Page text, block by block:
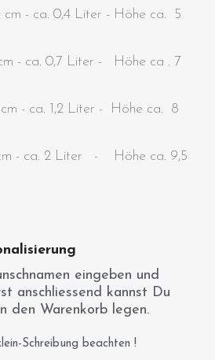
cm - ca. 0,4 Liter - Höhe ca. 5
- ca. 0,7 Liter - Höhe ca . 7
- ca. 1,2 Liter - Höhe ca. 8
- ca. 2 Liter - Höhe ca. 9,5
eingeben und
anschliessend kannst Du
den Warenkorb legen.
Schreibung beachten !